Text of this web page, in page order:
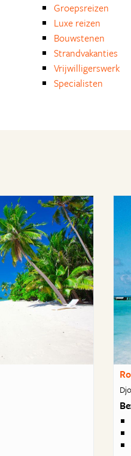
Groepsreizen
Luxe reizen
Bouwstenen
Strandvakanties
Vrijwilligerswerk
Specialisten